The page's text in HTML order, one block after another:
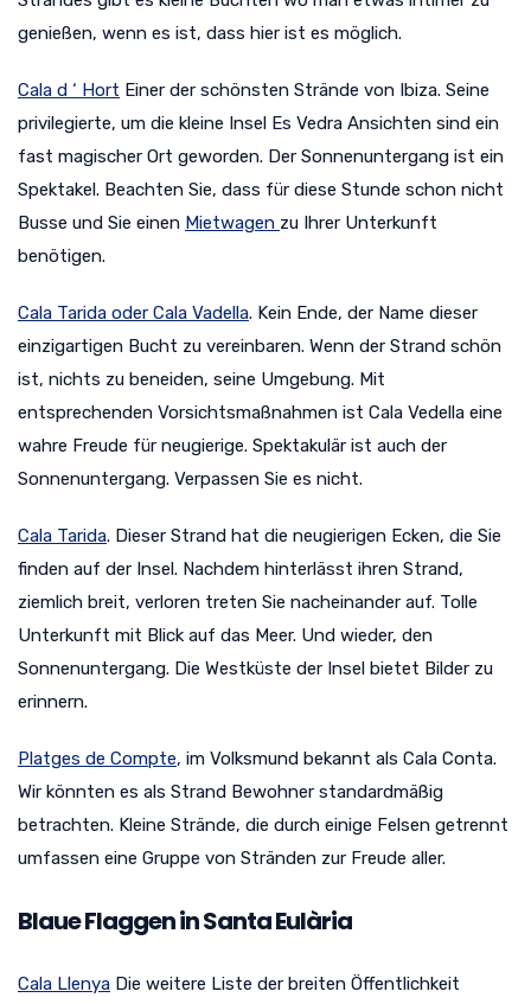
genießen, wenn es ist, dass hier ist es möglich.
Cala d ‘ Hort Einer der schönsten Strände von Ibiza. Seine
privilegierte, um die kleine Insel Es Vedra Ansichten sind ein
fast magischer Ort geworden. Der Sonnenuntergang ist ein
Spektakel. Beachten Sie, dass für diese Stunde schon nicht
Busse und Sie einen Mietwagen zu Ihrer Unterkunft
benötigen.
Cala Tarida oder Cala Vadella. Kein Ende, der Name dieser
einzigartigen Bucht zu vereinbaren. Wenn der Strand schön
ist, nichts zu beneiden, seine Umgebung. Mit
entsprechenden Vorsichtsmaßnahmen ist Cala Vedella eine
wahre Freude für neugierige. Spektakulär ist auch der
Sonnenuntergang. Verpassen Sie es nicht.
Cala Tarida. Dieser Strand hat die neugierigen Ecken, die Sie
finden auf der Insel. Nachdem hinterlässt ihren Strand,
ziemlich breit, verloren treten Sie nacheinander auf. Tolle
Unterkunft mit Blick auf das Meer. Und wieder, den
Sonnenuntergang. Die Westküste der Insel bietet Bilder zu
erinnern.
Platges de Compte, im Volksmund bekannt als Cala Conta.
Wir könnten es als Strand Bewohner standardmäßig
betrachten. Kleine Strände, die durch einige Felsen getrennt
umfassen eine Gruppe von Stränden zur Freude aller.
Blaue Flaggen in Santa Eulària
Cala Llenya Die weitere Liste der breiten Öffentlichkeit